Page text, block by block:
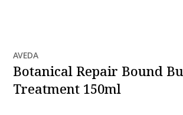
AVEDA
Botanical Repair Bound
Treatment 150ml